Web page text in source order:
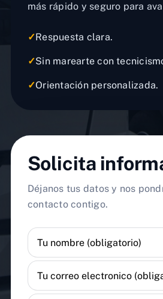
más rápido y seguro para
✓Respuesta clara.
✓Sin marearte con
✓Orientación personalizada.
Solicita
Déjanos tus datos y nos
contacto contigo.